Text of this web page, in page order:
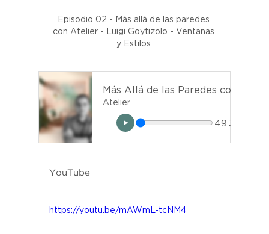
Episodio 02 - Más allá de las paredes
con Atelier - Luigi Goytizolo - Ventanas
y Estilos
Atelier
49:30
YouTube
https://youtu.be/mAWmL-tcNM4